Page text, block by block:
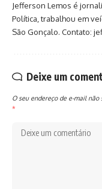
Jefferson Lemos é
Política, trabalhou em
São Gonçalo. Contato:
Deixe um
O seu endereço de e-mail não
*